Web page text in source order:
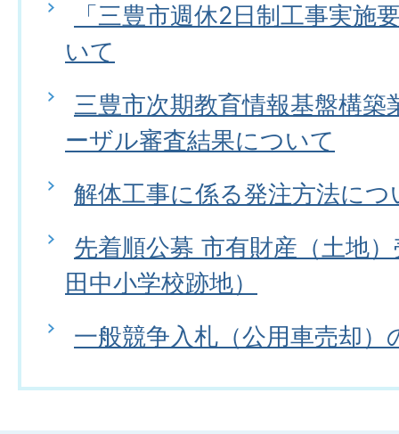
「三豊市週休2日制工事実施
いて
三豊市次期教育情報基盤構
ーザル審査結果について
解体工事に係る発注方法に
先着順公募 市有財産（土地
田中小学校跡地）
一般競争入札（公用車売却）